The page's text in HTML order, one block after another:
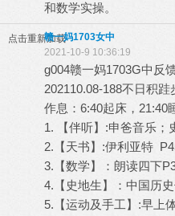
和数学实操。
点击重新加载赣一妈1703女中
2021-10-9 10:36:19
g004赣一妈1703G中反
202110.08-188不日积跬
作息：6:40起床，21:40
1. 【伴听】:申爸音乐；
2.【天书】:伊利亚特
3.【数学】：朗读四下
4.【史地生】：中国历
5.【运动及手工】:早上